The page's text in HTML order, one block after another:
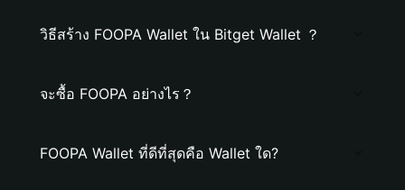
วิธีสร้าง FOOPA Wallet ใน Bitget Wallet ？
จะซื้อ FOOPA อย่างไร？
FOOPA Wallet ที่ดีที่สุดคือ Wallet ใด?